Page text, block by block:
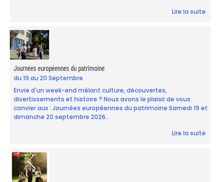
Lire la suite
Journées européennes du patrimoine
du 19 au 20 Septembre
Envie d'un week-end mêlant culture, découvertes,
divertissements et histoire ? Nous avons le plaisir de vous
convier aux : Journées européennes du patrimoine Samedi 19 et
dimanche 20 septembre 2026...
Lire la suite